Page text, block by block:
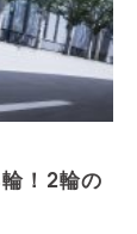
！2輪の